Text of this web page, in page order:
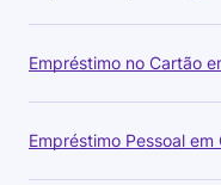
Empréstimo no Cartão
Empréstimo Pessoal